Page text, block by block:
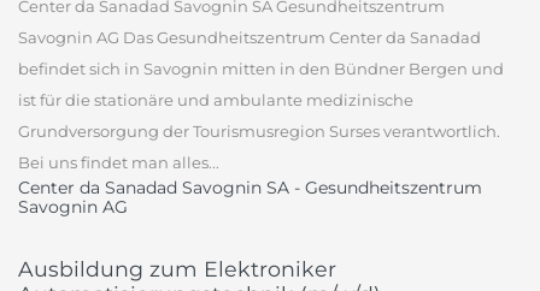
Center da Sanadad Savognin SA Gesundheitszentrum
Savognin AG Das Gesundheitszentrum Center da Sanadad
befindet sich in Savognin mitten in den Bündner Bergen und
ist für die stationäre und ambulante medizinische
Grundversorgung der Tourismusregion Surses verantwortlich.
Bei uns findet man alles...
Center da Sanadad Savognin SA - Gesundheitszentrum
Savognin AG
Ausbildung zum Elektroniker